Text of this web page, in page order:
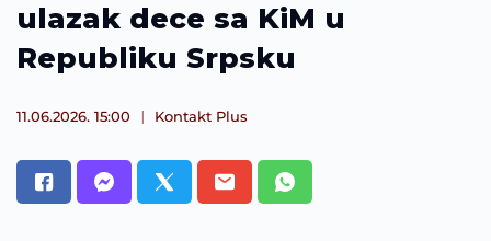
ulazak dece sa KiM u
Republiku Srpsku
11.06.2026. 15:00 Kontakt Plus